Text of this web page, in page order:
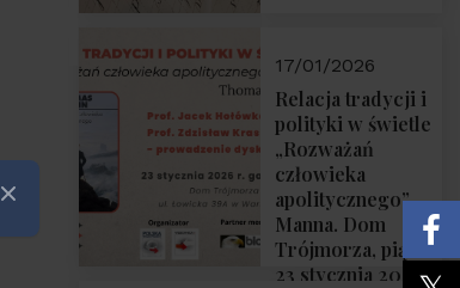
17/01/2026
Relacja tradycji i
polityki w świetle
„Rozważań
człowieka
apolitycznego”
Manna. Dom
Trójmorza, piątek
23 stycznia 2026
Zamknij